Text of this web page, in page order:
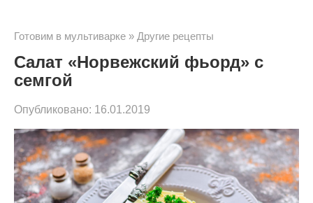
Готовим в мультиварке » Другие рецепты
Салат «Норвежский фьорд» с
семгой
Опубликовано: 16.01.2019